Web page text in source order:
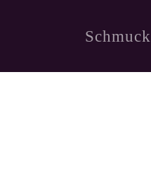
Schmuck